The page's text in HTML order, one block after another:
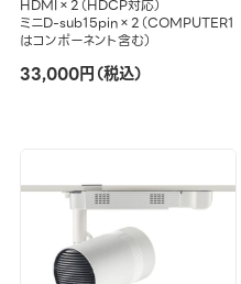
HDMI×2（HDCP対応）
ミニD-sub15pin×2（COMPUTER1
はコンポーネント含む）
33,000円（税込）